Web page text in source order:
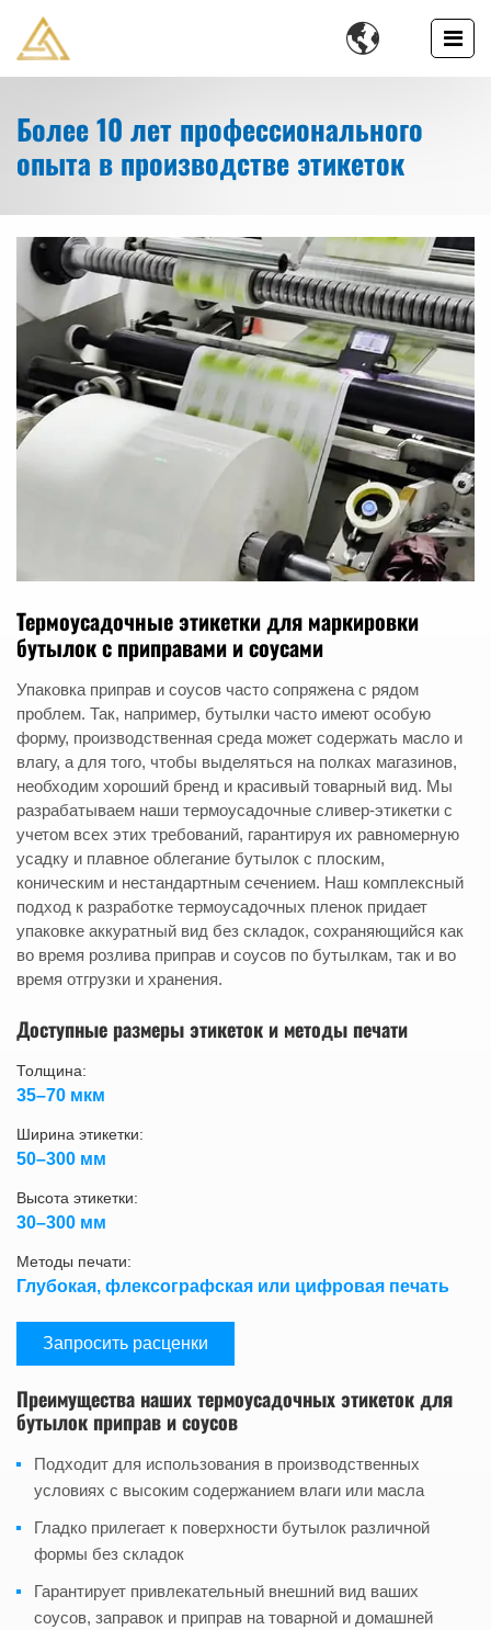

Более 10 лет профессионального
опыта в производстве этикеток
Термоусадочные этикетки для маркировки
бутылок с приправами и соусами
Упаковка приправ и соусов часто сопряжена с рядом
проблем. Так, например, бутылки часто имеют особую
форму, производственная среда может содержать масло и
влагу, а для того, чтобы выделяться на полках магазинов,
необходим хороший бренд и красивый товарный вид. Мы
разрабатываем наши термоусадочные сливер-этикетки с
учетом всех этих требований, гарантируя их равномерную
усадку и плавное облегание бутылок с плоским,
коническим и нестандартным сечением. Наш комплексный
подход к разработке термоусадочных пленок придает
упаковке аккуратный вид без складок, сохраняющийся как
во время розлива приправ и соусов по бутылкам, так и во
время отгрузки и хранения.
Доступные размеры этикеток и методы печати
Толщина:
35–70 мкм
Ширина этикетки:
50–300 мм
Высота этикетки:
30–300 мм
Методы печати:
Глубокая, флексографская или цифровая печать
Запросить расценки
Преимущества наших термоусадочных этикеток для
бутылок приправ и соусов
Подходит для использования в производственных
условиях с высоким содержанием влаги или масла
Гладко прилегает к поверхности бутылок различной
формы без складок
Гарантирует привлекательный внешний вид ваших
соусов, заправок и приправ на товарной и домашней